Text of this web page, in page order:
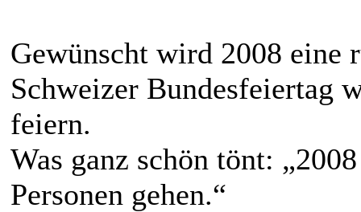
Gewünscht wird 2008 eine
Schweizer Bundesfeiertag
feiern.
Was ganz schön tönt:
Personen gehen.“